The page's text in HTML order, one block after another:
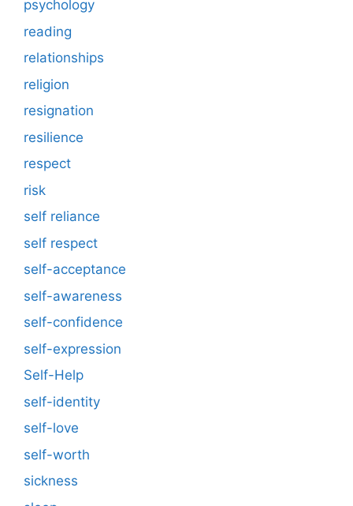
psychology
reading
relationships
religion
resignation
resilience
respect
risk
self reliance
self respect
self-acceptance
self-awareness
self-confidence
self-expression
Self-Help
self-identity
self-love
self-worth
sickness